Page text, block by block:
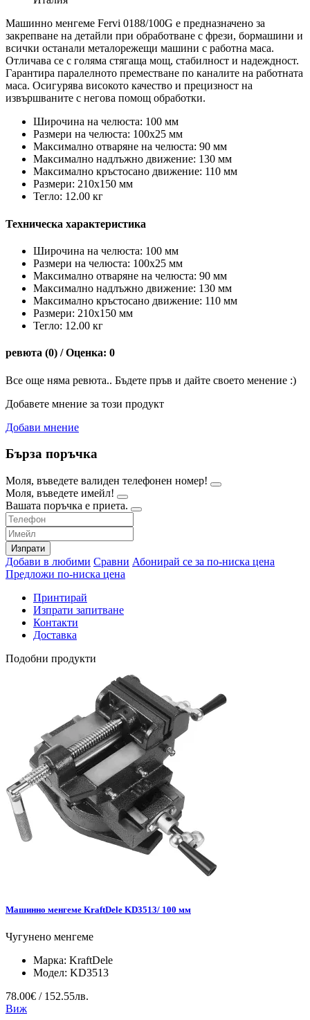
Машинно менгеме Fervi 0188/100G е предназначено за
закрепване на детайли при обработване с фрези, бормашини и
всички останали металорежещи машини с работна маса.
Отличава се с голяма стягаща мощ, стабилност и надеждност.
Гарантира паралелното преместване по каналите на работната
маса. Осигурява високото качество и прецизност на
извършваните с негова помощ обработки.
Широчина на челюста: 100 мм
Размери на челюста: 100х25 мм
Максимално отваряне на челюста: 90 мм
Максимално надлъжно движение: 130 мм
Максимално кръстосано движение: 110 мм
Размери: 210х150 мм
Тегло: 12.00 кг
Техническа характеристика
Широчина на челюста: 100 мм
Размери на челюста: 100х25 мм
Максимално отваряне на челюста: 90 мм
Максимално надлъжно движение: 130 мм
Максимално кръстосано движение: 110 мм
Размери: 210х150 мм
Тегло: 12.00 кг
ревюта (0) / Оценка: 0
Все още няма ревюта.. Бъдете пръв и дайте своето менение :)
Добавете мнение за този продукт
Добави мнение
Бърза поръчка
Моля, въведете валиден телефонен номер!
Моля, въведете имейл!
Вашата поръчка е приета.
Изпрати
Добави в любими Сравни Абонирай се за по-ниска цена
Предложи по-ниска цена
Принтирай
Изпрати запитване
Контакти
Доставка
Подобни продукти
Машинно менгеме KraftDele KD3513/ 100 мм
Чугунено менгеме
Марка: KraftDele
Модел: KD3513
78.00€ / 152.55лв.
Виж